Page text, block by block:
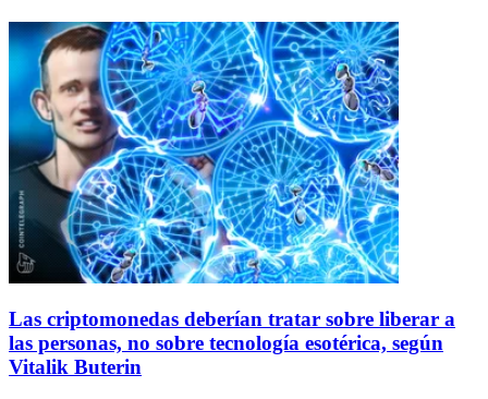
Las criptomonedas deberían tratar sobre liberar a
las personas, no sobre tecnología esotérica, según
Vitalik Buterin